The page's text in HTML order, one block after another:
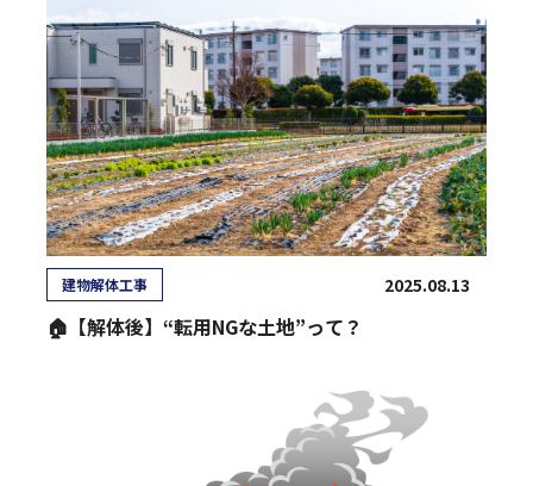
建物解体工事 2025.08.13
🏠【解体後】“転用NGな土地”って？